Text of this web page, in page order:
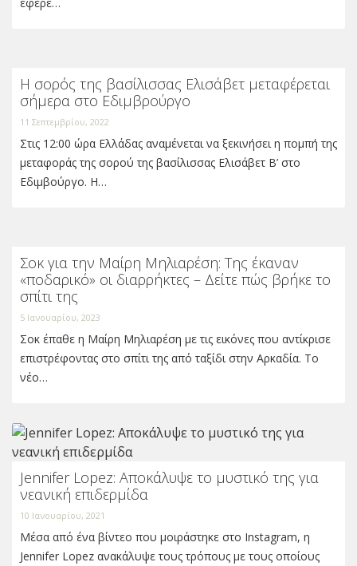
Η σορός της βασίλισσας Ελισάβετ μεταφέρεται
σήμερα στο Εδιμβρούργο
11 Σεπτεμβρίου, 2022
Στις 12:00 ώρα Ελλάδας αναμένεται να ξεκινήσει η πομπή της
μεταφοράς της σορού της βασίλισσας Ελισάβετ Β’ στο
Εδιμβούργο. Η…
Σοκ για την Μαίρη Μηλιαρέση: Της έκαναν
«ποδαρικό» οι διαρρήκτες – Δείτε πώς βρήκε το
σπίτι της
5 Ιανουαρίου, 2023
Σοκ έπαθε η Μαίρη Μηλιαρέση με τις εικόνες που αντίκρισε
επιστρέφοντας στο σπίτι της από ταξίδι στην Αρκαδία. Το
νέο…
Jennifer Lopez: Αποκάλυψε το μυστικό της για
νεανική επιδερμίδα
10 Ιανουαρίου, 2021
Μέσα από ένα βίντεο που μοιράστηκε στο Instagram, η
Jennifer Lopez ανακάλυψε τους τρόπους με τους οποίους